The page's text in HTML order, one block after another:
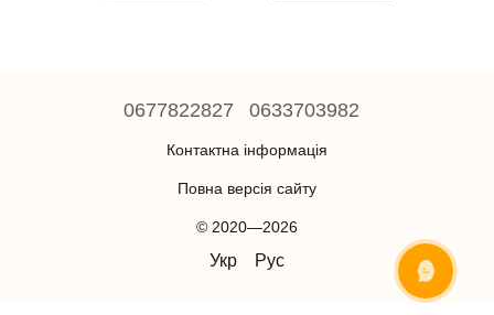
0677822827 0633703982
Контактна інформація
Повна версія сайту
© 2020—2026
Укр Рус
ОНЛАЙН ЧАТ